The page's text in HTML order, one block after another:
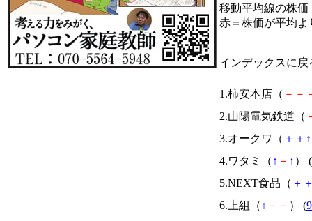
移動平均線の株価
赤＝株価が平均
インデックスに戻
1.柿安本店（ － －
2.山陽電気鉄道（
3.オークワ（ ＋ ＋ ↑
4.ワタミ（ ↑ － ↑ ） (
5.NEXT食品（ ＋
6.上組（ ↑ － － ） (